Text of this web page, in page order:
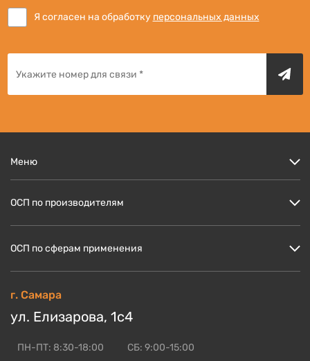
Я согласен на обработку персональных данных
г. Самара
ул. Елизарова, 1с4
ПН-ПТ: 8:30-18:00 СБ: 9:00-15:00
Меню
Доставка и оплата
ОСБ оптом
Контакты
ОСП по производителям
ОСП Ультралам
ОСП Калевала
Смотреть ещё
ОСП по сферам применения
ОСП для стен
ОСП для кровли
ОСП для СИП панелей